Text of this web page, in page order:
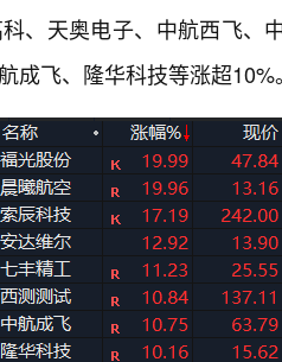
、天奥电子、中航西飞、
成飞、隆华科技等涨超10%。